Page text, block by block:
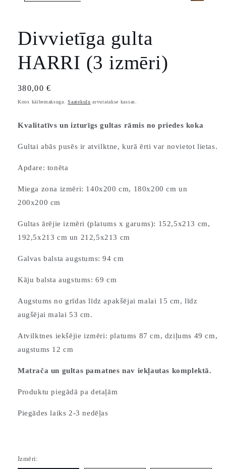
Divvietīga gulta
HARRI (3 izmēri)
Tavahind
380,00 €
Koos käibemaksuga.Saatekulu arvutatakse kassas.
Kvalitatīvs un izturīgs gultas rāmis no priedes koka
Gultai abās pusēs ir atvilktne, kurā ērti var novietot lietas.
Apdare: tonēta
Miega zona izmēri: 140x200 cm, 180x200 cm un
200x200 cm
Gultas ārējie izmēri (platums x garums): 152,5x213 cm,
192,5x213 cm un 212,5x213 cm
Galvas balsta augstums: 94 cm
Kāju balsta augstums: 69 cm
Augstums no grīdas līdz apakšējai malai 15 cm, līdz
augšējai malai 53 cm.
Atvilktnes iekšējie izmēri: platums 87 cm, dziļums 49 cm,
augstums 12 cm
Matrača un gultas pamatnes nav iekļautas komplektā.
Produktu piegādā pa detaļām
Piegādes laiks 2-3 nedēļas
Izmēri: